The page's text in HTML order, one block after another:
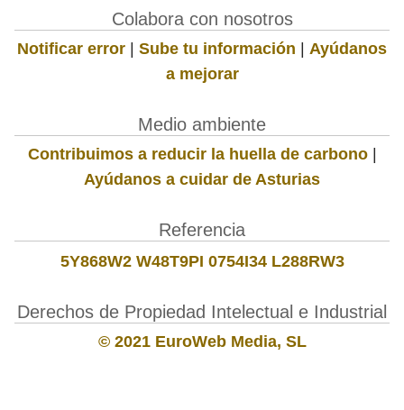
Colabora con nosotros
Notificar error | Sube tu información | Ayúdanos
a mejorar
Medio ambiente
Contribuimos a reducir la huella de carbono|
Ayúdanos a cuidar de Asturias
Referencia
5Y868W2 W48T9PI 0754I34 L288RW3
Derechos de Propiedad Intelectual e Industrial
© 2021 EuroWeb Media, SL